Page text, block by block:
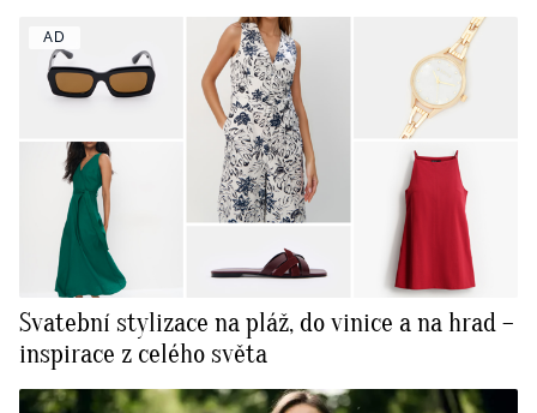
AD
Svatební stylizace na pláž, do vinice a na hrad –
inspirace z celého světa